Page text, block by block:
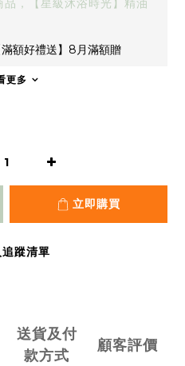
品，【星級沐浴時光】精油
額好禮送】8月滿額贈
更多
立即購買
追蹤清單
送貨及付
款方式
顧客評價